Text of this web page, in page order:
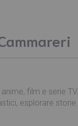
film e serie TV.
esplorare storie